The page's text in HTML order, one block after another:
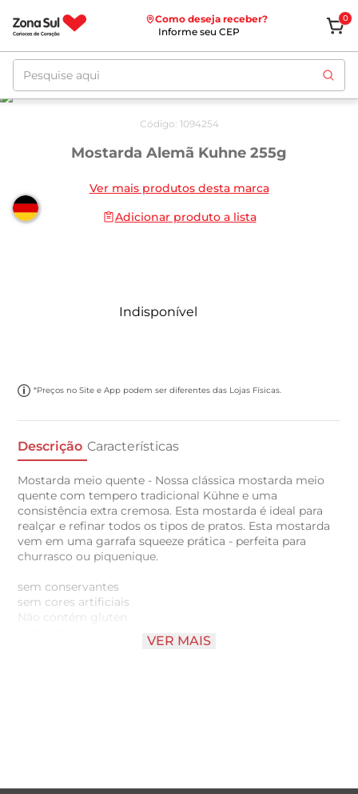
Como deseja receber?
Informe seu CEP
0
Pesquise aqui
Código: 1094254
Mostarda Alemã Kuhne 255g
Ver mais produtos desta marca
Adicionar produto a lista
Indisponível
*Preços no Site e App podem ser diferentes das Lojas Físicas.
Descrição Características
Mostarda meio quente - Nossa clássica mostarda meio
quente com tempero tradicional Kühne e uma
consistência extra cremosa. Esta mostarda é ideal para
realçar e refinar todos os tipos de pratos. Esta mostarda
vem em uma garrafa squeeze prática - perfeita para
churrasco ou piquenique.
sem conservantes
sem cores artificiais
Não contém gluten
VER MAIS